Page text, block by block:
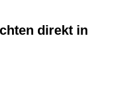
direkt in